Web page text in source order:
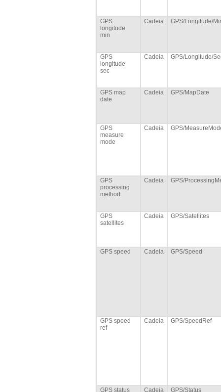
GPS
longitude
min
Cadeia GPS/Longitude/
GPS
longitude
sec
Cadeia GPS/Longitude/
GPS map
date
Cadeia GPS/MapDate
GPS
measure
mode
Cadeia GPS/
GPS
processing
method
Cadeia GPS/
GPS
satellites
Cadeia GPS/Satellites
GPS speed Cadeia GPS/Speed
GPS speed
ref
Cadeia GPS/SpeedRef
GPS status Cadeia GPS/Status